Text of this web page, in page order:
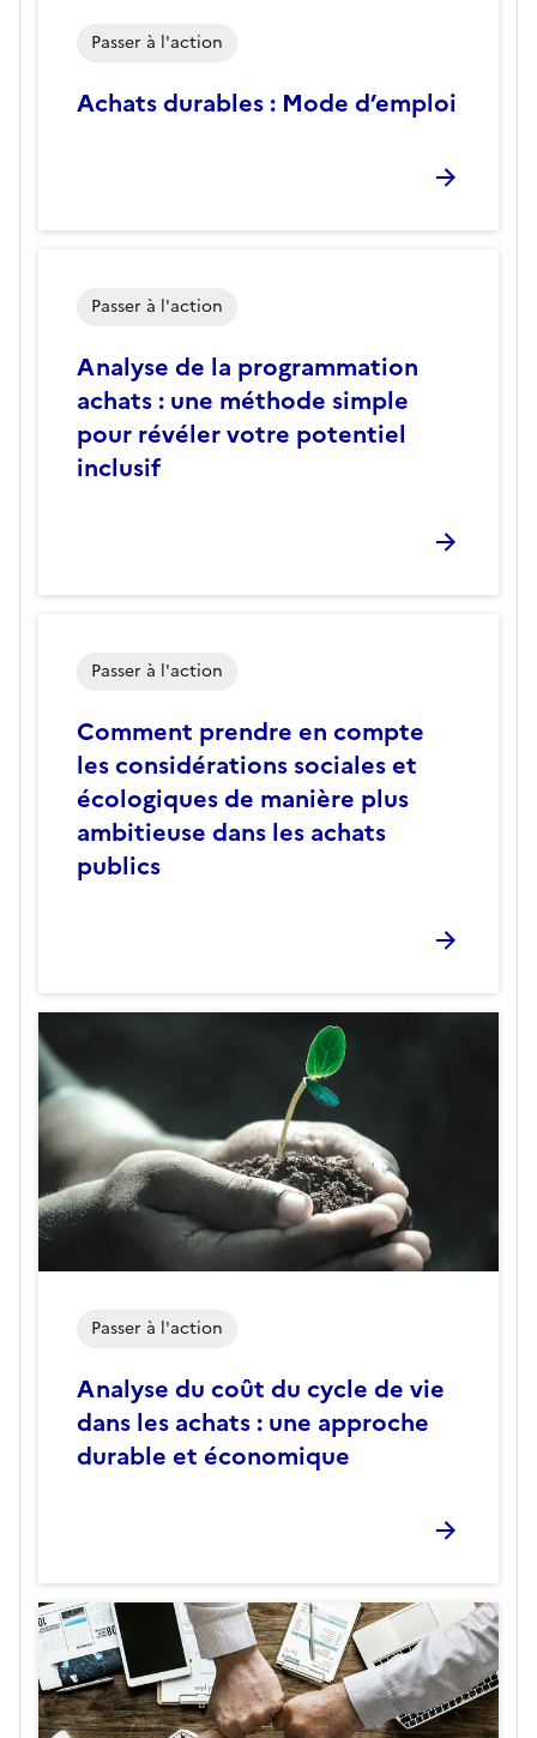
Achats durables : Mode d’emploi
Passer à l'action
Analyse de la programmation
achats : une méthode simple
pour révéler votre potentiel
inclusif
Passer à l'action
Comment prendre en compte
les considérations sociales et
écologiques de manière plus
ambitieuse dans les achats
publics
Passer à l'action
Analyse du coût du cycle de vie
dans les achats : une approche
durable et économique
Passer à l'action